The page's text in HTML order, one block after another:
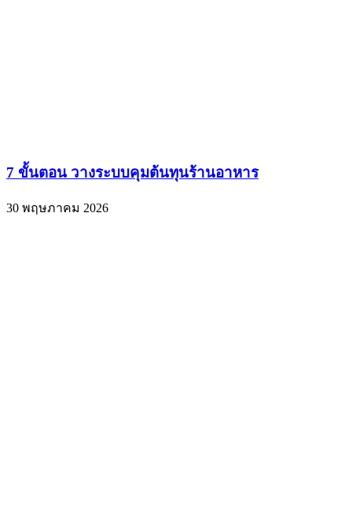
7 ขั้นตอน วางระบบคุมต้นทุนร้านอาหาร
30 พฤษภาคม 2026